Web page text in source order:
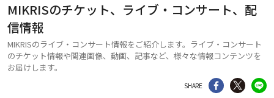
MIKRISのチケット、ライブ・コンサート、配
信情報
MIKRISのライブ・コンサート情報をご紹介します。ライブ・コンサート
のチケット情報や関連画像、動画、記事など、様々な情報コンテンツを
お届けします。
SHARE シェア Twitter